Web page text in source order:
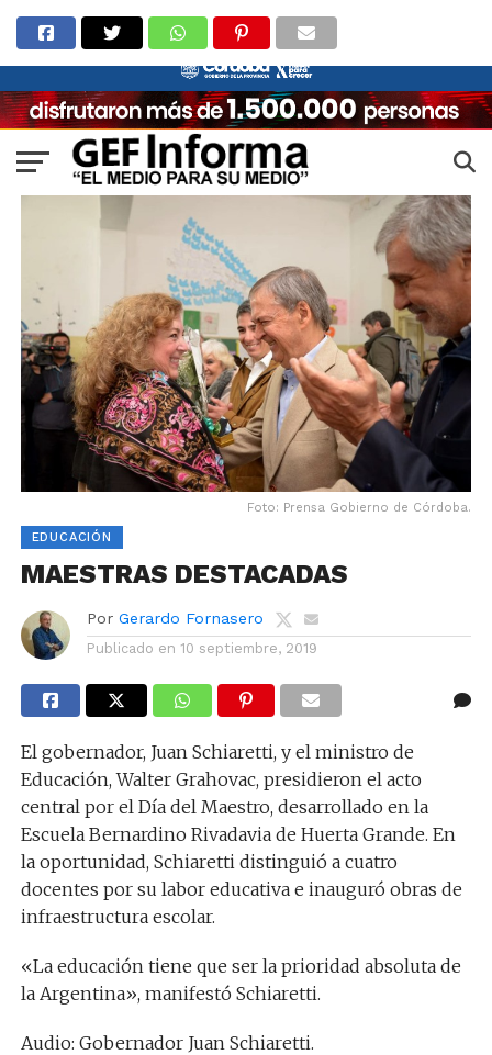
Foto: Prensa Gobierno de Córdoba.
EDUCACIÓN
MAESTRAS DESTACADAS
Por Gerardo Fornasero
Publicado en 10 septiembre, 2019
El gobernador, Juan Schiaretti, y el ministro de
Educación, Walter Grahovac, presidieron el acto
central por el Día del Maestro, desarrollado en la
Escuela Bernardino Rivadavia de Huerta Grande. En
la oportunidad, Schiaretti distinguió a cuatro
docentes por su labor educativa e inauguró obras de
infraestructura escolar.
«La educación tiene que ser la prioridad absoluta de
la Argentina», manifestó Schiaretti.
Audio: Gobernador Juan Schiaretti.